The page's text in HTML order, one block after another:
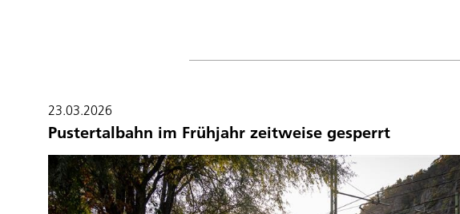
23.03.2026
Pustertalbahn im Frühjahr zeitweise gesperrt